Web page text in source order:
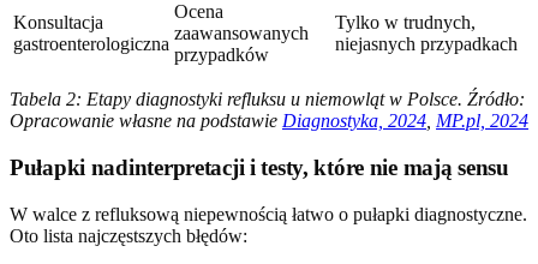
Konsultacja
gastroenterologiczna
Ocena
zaawansowanych
przypadków
Tylko w trudnych,
niejasnych przypadkach
Tabela 2: Etapy diagnostyki refluksu u niemowląt w Polsce. Źródło:
Opracowanie własne na podstawie Diagnostyka, 2024 MP.pl, 2024
Pułapki nadinterpretacji i testy, które nie mają sensu
W walce z refluksową niepewnością łatwo o pułapki diagnostyczne.
Oto lista najczęstszych błędów: